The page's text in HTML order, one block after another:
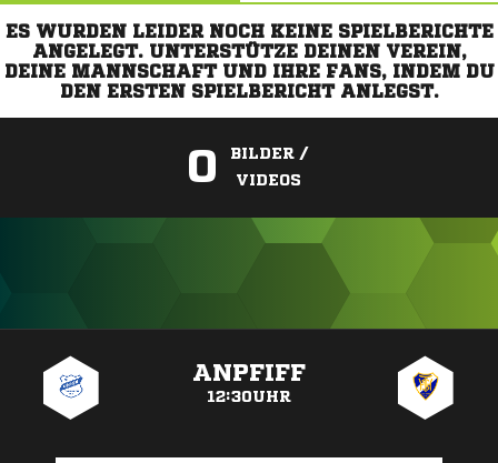
ES WURDEN LEIDER NOCH KEINE SPIELBERICHTE
ANGELEGT. UNTERSTÜTZE DEINEN VEREIN,
DEINE MANNSCHAFT UND IHRE FANS, INDEM DU
DEN ERSTEN SPIELBERICHT ANLEGST.
0
BILDER /
VIDEOS
ANPFIFF
12:30UHR